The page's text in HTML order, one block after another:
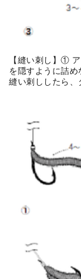
【縫い刺し】①
を隠すように詰
縫い刺ししたら、